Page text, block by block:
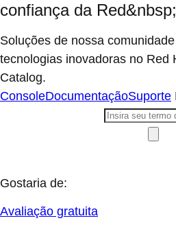
confiança da
Soluções de nossa
tecnologias inovadoras no Red
Catalog.
ConsoleDocumentaçãoSuporte
Gostaria de:
Avaliação gratuita